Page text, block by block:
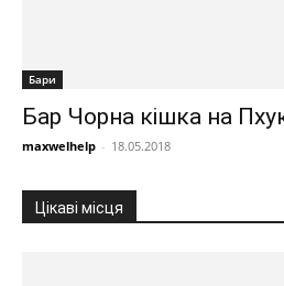
Бари
Бар Чорна кішка на
maxwelhelp - 18.05.2018
Цікаві місця